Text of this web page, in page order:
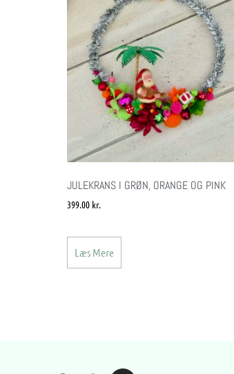
JULEKRANS I GRØN, ORANGE OG PINK
399.00 kr.
Læs Mere